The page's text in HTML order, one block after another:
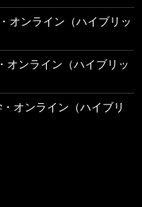
オンライン（ハイブリッ
オンライン（ハイブリッ
オンライン（ハイブリ